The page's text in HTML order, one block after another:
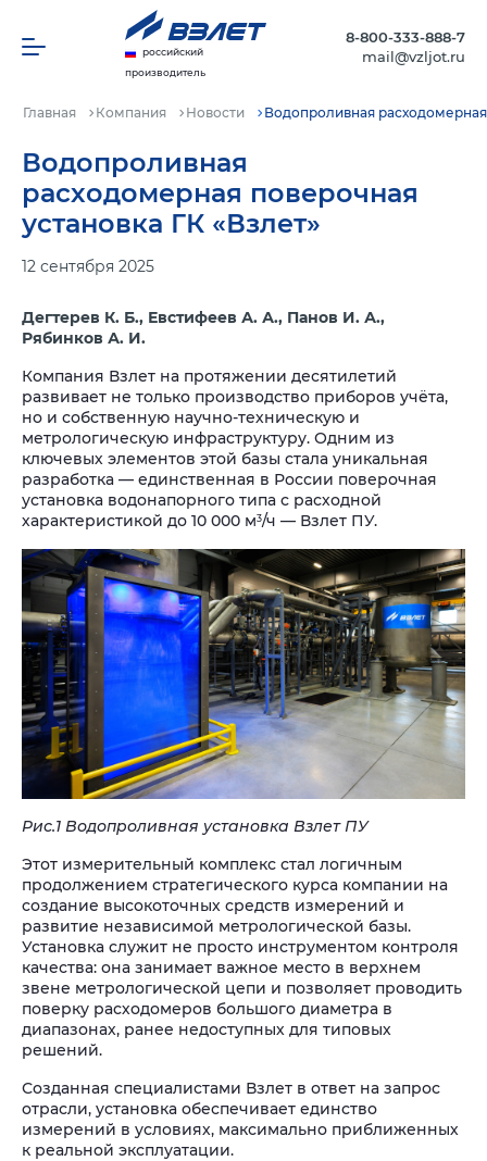
российский
производитель
8-800-333-888-7
mail@vzljot.ru
Главная Компания Новости Водопроливная
Водопроливная
расходомерная поверочная
установка ГК «Взлет»
12 сентября 2025
Дегтерев К. Б., Евстифеев А. А., Панов И. А.,
Рябинков А. И.
Компания Взлет на протяжении десятилетий
развивает не только производство приборов учёта,
но и собственную научно-техническую и
метрологическую инфраструктуру. Одним из
ключевых элементов этой базы стала уникальная
разработка — единственная в России поверочная
установка водонапорного типа с расходной
характеристикой до 10 000 м3/ч — Взлет ПУ.
Рис.1 Водопроливная установка Взлет ПУ
Этот измерительный комплекс стал логичным
продолжением стратегического курса компании на
создание высокоточных средств измерений и
развитие независимой метрологической базы.
Установка служит не просто инструментом контроля
качества: она занимает важное место в верхнем
звене метрологической цепи и позволяет проводить
поверку расходомеров большого диаметра в
диапазонах, ранее недоступных для типовых
решений.
Созданная специалистами Взлет в ответ на запрос
отрасли, установка обеспечивает единство
измерений в условиях, максимально приближенных
к реальной эксплуатации.